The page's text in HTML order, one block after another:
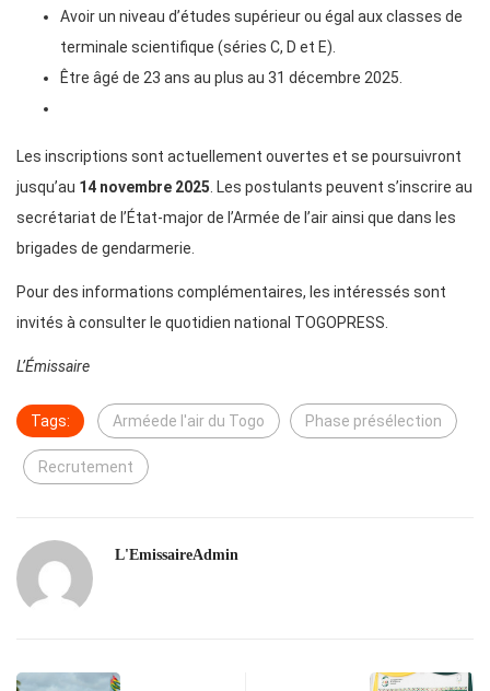
Avoir un niveau d’études supérieur ou égal aux classes de
terminale scientifique (séries C, D et E).
Être âgé de 23 ans au plus au 31 décembre 2025.
Les inscriptions sont actuellement ouvertes et se poursuivront
jusqu’au 14 novembre 2025. Les postulants peuvent s’inscrire au
secrétariat de l’État-major de l’Armée de l’air ainsi que dans les
brigades de gendarmerie.
Pour des informations complémentaires, les intéressés sont
invités à consulter le quotidien national TOGOPRESS.
L’Émissaire
Tags: Arméede l'air du Togo Phase présélection
Recrutement
L'EmissaireAdmin